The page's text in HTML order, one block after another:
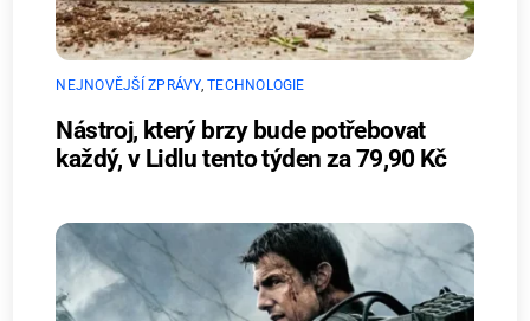
NEJNOVĚJŠÍ ZPRÁVY,TECHNOLOGIE
Nástroj, který brzy bude potřebovat
každý, v Lidlu tento týden za 79,90 Kč